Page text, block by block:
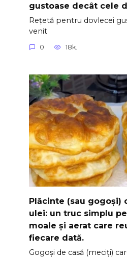
gustoase decât cele
Rețetă pentru dovlecei
venit
0 18k.
Plăcinte (sau gogoși)
ulei: un truc simplu
moale și aerat care
fiecare dată.
Gogoși de casă (meciți)